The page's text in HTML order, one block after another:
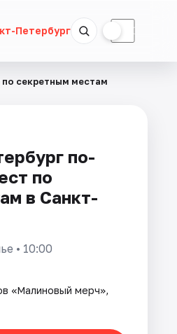
Петербург ☾
секретным местам
по-
по
в Санкт-
• 10:00
«Малиновый мерч»,